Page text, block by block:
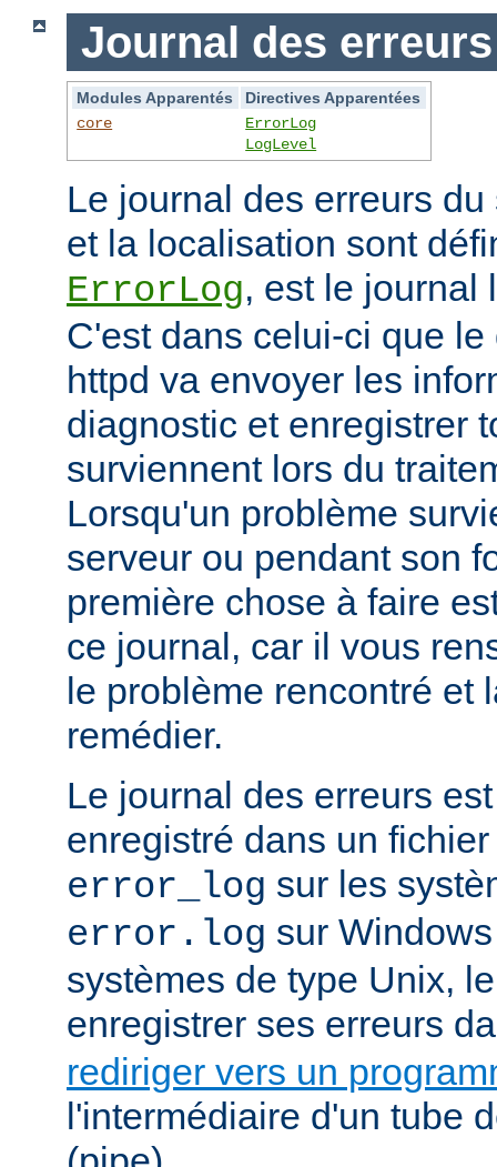
Journal des erreurs
Modules Apparentés
Directives Apparentées
core
ErrorLog
LogLevel
Le journal des erreurs
et la localisation sont
ErrorLog, est le journal
C'est dans celui-ci que
httpd va envoyer les
diagnostic et enregistrer
surviennent lors du
Lorsqu'un problème
serveur ou pendant son
première chose à faire
ce journal, car il vous
le problème rencontré et
remédier.
Le journal des erreurs
enregistré dans un
error_log sur les
error.log sur
systèmes de type Unix,
enregistrer ses erreurs
rediriger vers un
l'intermédiaire d'un tube